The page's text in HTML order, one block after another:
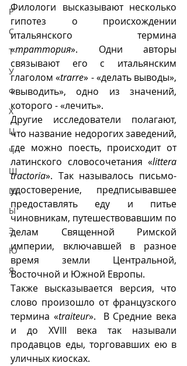
Р
С
Т
У
Ф
Х
Ц
Ч
Ш
Щ
Ы
Э
Ю
Я
Филологи высказывают несколько
гипотез о происхождении
итальянского термина
«траттория». Одни авторы
связывают его с итальянским
глаголом «trarre» - «делать выводы»,
«выводить», одно из значений,
которого - «лечить».
Другие исследователи полагают,
что название недорогих заведений,
где можно поесть, происходит от
латинского словосочетания «littera
tractoria». Так называлось письмо-
удостоверение, предписывавшее
предоставлять еду и питье
чиновникам, путешествовавшим по
делам Священной Римской
империи, включавшей в разное
время земли Центральной,
Восточной и Южной Европы.
Также высказывается версия, что
слово произошло от французского
термина «traiteur».  В Средние века
и до XVIII века так называли
продавцов еды, торговавших ею в
уличных киосках.